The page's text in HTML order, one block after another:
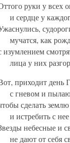
руки у всех
и сердце у
мучатся, как
изумлением
лица у них
приходит день
с гневом и
сделать
и истребить с
небесные и
не дают от себя